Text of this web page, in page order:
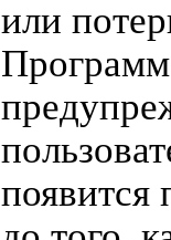
или
появится